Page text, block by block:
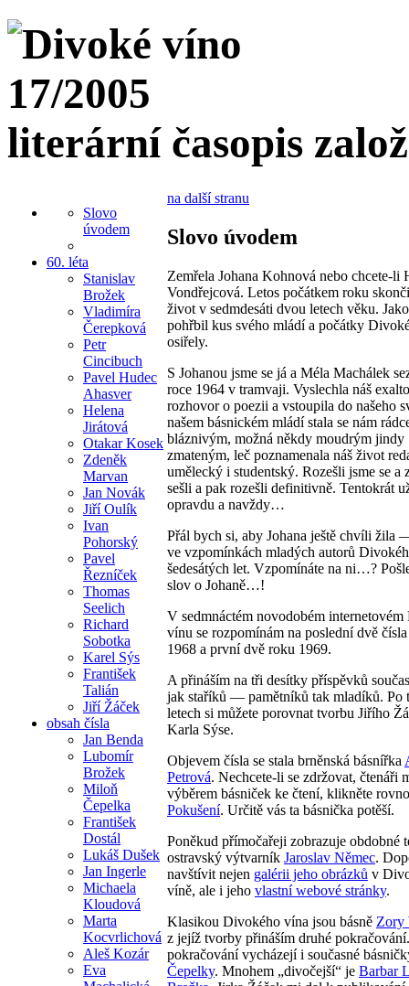
literární časopis
Slovo
úvodem
60. léta
Stanislav
Brožek
Vladimíra
Čerepková
Petr
Cincibuch
Pavel Hudec
Ahasver
Helena
Jirátová
Otakar Kosek
Zdeněk
Marvan
Jan Novák
Jiří Oulík
Ivan
Pohorský
Pavel
Řezníček
Thomas
Seelich
Richard
Sobotka
Karel Sýs
František
Talián
Jiří Žáček
obsah čísla
Jan Benda
Lubomír
Brožek
Miloň
Čepelka
František
Dostál
Lukáš Dušek
Jan Ingerle
Michaela
Kloudová
Marta
Kocvrlichová
Aleš Kozár
Eva
na další stranu
Slovo úvodem
Zemřela Johana Kohnová nebo chcete-li
Vondřejcová. Letos počátkem roku
život v sedmdesáti dvou letech věku.
pohřbil kus svého mládí a počátky
osiřely.
S Johanou jsme se já a Méla Machálek
roce 1964 v tramvaji. Vyslechla náš
rozhovor o poezii a vstoupila do našeho
našem básnickém mládí stala se nám
bláznivým, možná někdy moudrým jindy
zmateným, leč poznamenala náš život
umělecký i studentský. Rozešli jsme se a
sešli a pak rozešli definitivně. Tentokrát
opravdu a navždy…
Přál bych si, aby Johana ještě chvíli žila
ve vzpomínkách mladých autorů
šedesátých let. Vzpomínáte na ni…?
slov o Johaně…!
V sedmnáctém novodobém
vínu se rozpomínám na poslední dvě
1968 a první dvě roku 1969.
A přináším na tři desítky příspěvků
jak staříků — pamětníků tak mladíků. Po
letech si můžete porovnat tvorbu Jiřího
Karla Sýse.
Objevem čísla se stala brněnská básnířka
Petrová. Nechcete-li se zdržovat, čtenáři
výběrem básniček ke čtení, klikněte
Pokušení. Určitě vás ta básnička potěší.
Poněkud přímočařeji zobrazuje obdobné
ostravský výtvarník Jaroslav Němec.
navštívit nejen galérii jeho obrázků v
víně, ale i jeho vlastní webové stránky.
Klasikou Divokého vína jsou básně Zory
z jejíž tvorby přináším druhé
pokračování vycházejí i současné
Čepelky. Mnohem „divočejší“ je Barbar